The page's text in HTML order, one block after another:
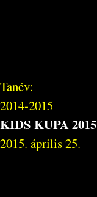
Tanév:
2014-2015
KIDS KUPA 2015
2015. április 25.